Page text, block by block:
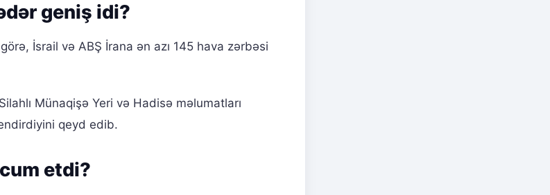
geniş idi?
İsrail və ABŞ İrana ən azı 145 hava zərbəsi
Münaqişə Yeri və Hadisə məlumatları
qeyd edib.
etdi?